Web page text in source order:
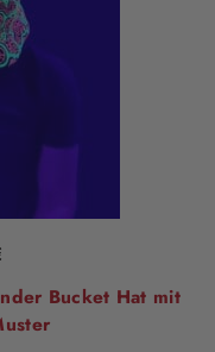
Bucket Hat mit